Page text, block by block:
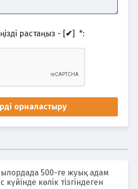
растаңыз - [✔] *:
орналастыру
500-ге жуық адам
күйінде көлік тізгіндеген